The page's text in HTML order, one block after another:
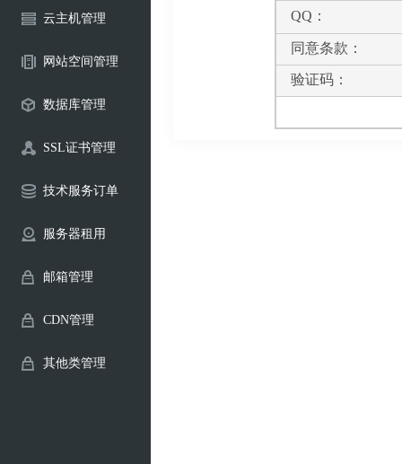
云主机管理
网站空间管理
数据库管理
SSL证书管理
技术服务订单
服务器租用
邮箱管理
CDN管理
其他类管理
QQ：
同意条款：
验证码：